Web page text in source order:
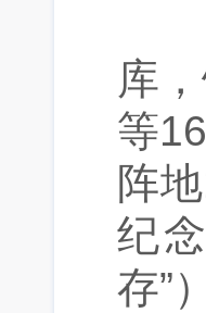
今
库
等
阵
纪
存”